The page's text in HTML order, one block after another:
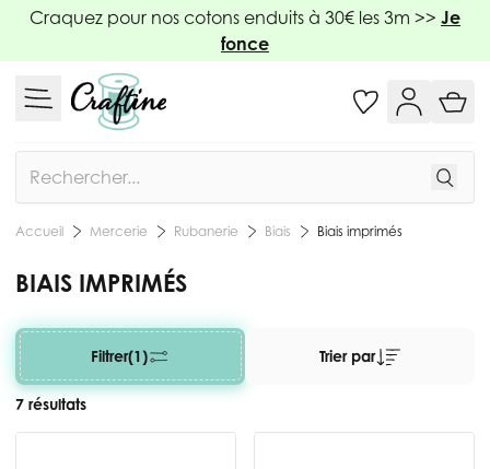
Allez au contenu
Craquez pour nos cotons enduits à 30€ les 3m >> Je
fonce
Accueil Mercerie Rubanerie Biais Biais imprimés
BIAIS IMPRIMÉS
Filtrer(1)
7 résultats
Trier par